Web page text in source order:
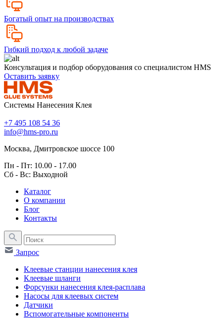
Богатый опыт на производствах
Гибкий подход к любой задаче
Консультация и подбор оборудования со специалистом HMS
Оставить заявку
Системы Нанесения Клея
+7 495 108 54 36
info@hms-pro.ru
Москва, Дмитровское шоссе 100
Пн - Пт: 10.00 - 17.00
Сб - Вс: Выходной
Каталог
О компании
Блог
Контакты
Запрос
Клеевые станции нанесения клея
Клеевые шланги
Форсунки нанесения клея-расплава
Насосы для клеевых систем
Датчики
Вспомогательные компоненты